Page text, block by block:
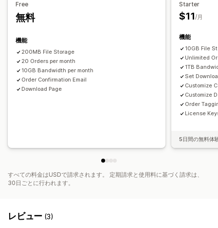
ダウンロード制限
Amazon S3ストレージ
ライセンスキー
ファイルのホスティング
Free
無料
機能
200MB File Storage
20 Orders per month
10GB Bandwidth per month
Order Confirmation Email
Download Page
Starter
$11/月
機能
10GB File
Unlimited
1TB
Set
Customize
Customize
Order
License
5日間の無料体
すべての料金はUSDで請求されます。 定期請求と使用料に基づく請求は、
30日ごとに行われます。
レビュー (3)